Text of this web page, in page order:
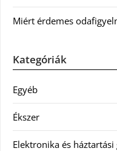
Miért érdemes
Kategóriák
Egyéb
Ékszer
Elektronika és háztartási